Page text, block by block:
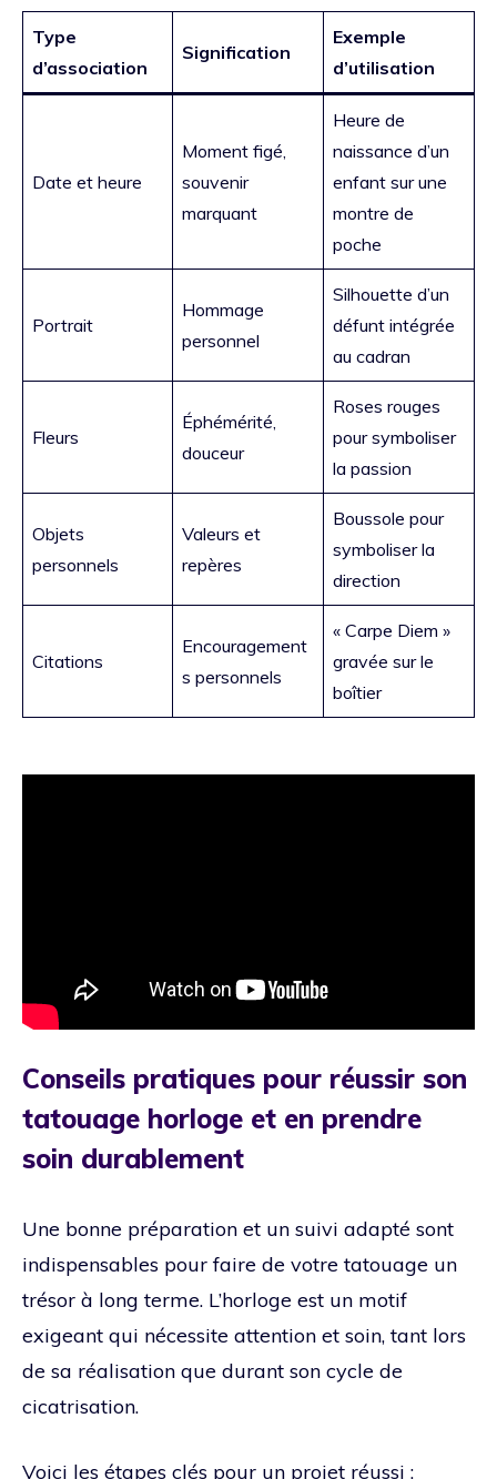
Type
d’association
Signification
Exemple
d’utilisation
Date et heure
Moment figé,
souvenir
marquant
Heure de
naissance d’un
enfant sur une
montre de
poche
Portrait
Hommage
personnel
Silhouette d’un
défunt intégrée
au cadran
Fleurs
Éphémérité,
douceur
Roses rouges
pour symboliser
la passion
Objets
personnels
Valeurs et
repères
Boussole pour
symboliser la
direction
Citations
Encouragement
s personnels
« Carpe Diem »
gravée sur le
boîtier
Conseils pratiques pour réussir son
tatouage horloge et en prendre
soin durablement
Une bonne préparation et un suivi adapté sont
indispensables pour faire de votre tatouage un
trésor à long terme. L’horloge est un motif
exigeant qui nécessite attention et soin, tant lors
de sa réalisation que durant son cycle de
cicatrisation.
Voici les étapes clés pour un projet réussi :